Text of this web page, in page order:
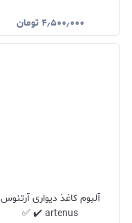
۴٫۵۰۰٫۰۰۰ تومان
آلبوم کاغذ دیواری آرتنوس
artenus ✔️ ✅